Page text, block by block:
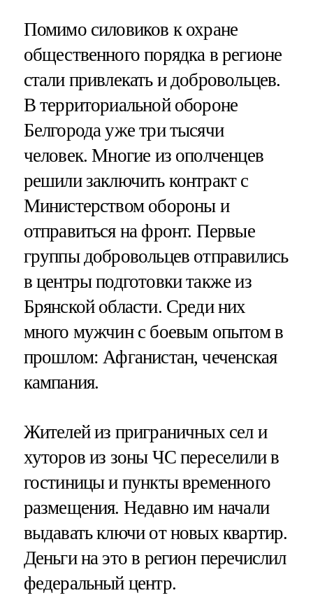
Помимо силовиков к охране
общественного порядка в регионе
стали привлекать и добровольцев.
В территориальной обороне
Белгорода уже три тысячи
человек. Многие из ополченцев
решили заключить контракт с
Министерством обороны и
отправиться на фронт. Первые
группы добровольцев отправились
в центры подготовки также из
Брянской области. Среди них
много мужчин с боевым опытом в
прошлом: Афганистан, чеченская
кампания.
Жителей из приграничных сел и
хуторов из зоны ЧС переселили в
гостиницы и пункты временного
размещения. Недавно им начали
выдавать ключи от новых квартир.
Деньги на это в регион перечислил
федеральный центр.